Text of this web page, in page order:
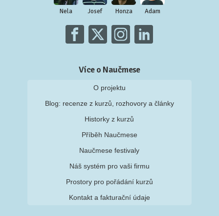
Nela Josef Honza Adam
Více o Naučmese
O projektu
Blog: recenze z kurzů, rozhovory a články
Historky z kurzů
Příběh Naučmese
Naučmese festivaly
Náš systém pro vaši firmu
Prostory pro pořádání kurzů
Kontakt a fakturační údaje